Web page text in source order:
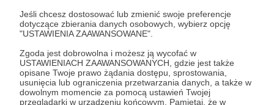
Jeśli chcesz dostosować lub zmienić swoje preferencje
dotyczące zbierania danych osobowych, wybierz opcję
"USTAWIENIA ZAAWANSOWANE".
Zgoda jest dobrowolna i możesz ją wycofać w
USTAWIENIACH ZAAWANSOWANYCH, gdzie jest także
opisane Twoje prawo żądania dostępu, sprostowania,
usunięcia lub ograniczenia przetwarzania danych, a także w
dowolnym momencie za pomocą ustawień Twojej
przeglądarki w urządzeniu końcowym. Pamiętaj, że w
35wyświetleń
Część pierwsza choreografii “Me Pase”.
Komentarze